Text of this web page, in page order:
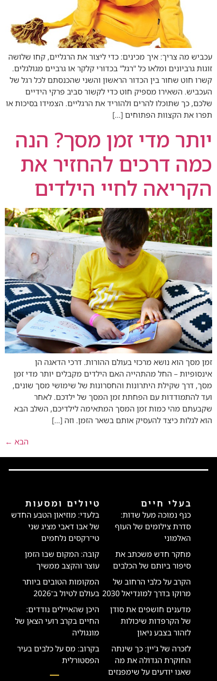
עכביש מה צריך: איך מכינים: כדי ליצור את הרגליים, קחו שלושה
זוגות גרביונים ומלאו כל "רגל" בכדורי קלקר או גרביים מגולגלים.
קשרו חוט שחור בין הכדור הראשון והשני שהכנסתם לכל רגל של
העכביש. השאירו מספיק חוט כדי לקשור סביב פרקי הידיים
שלכם, כך שתוכלו להרים ולהוריד את הרגליים. הצמידו בסיכות או
תפרו את הקצוות הפתוחים […]
יותר מדי זמן מסך? הנה
כמה דרכים להחזיר את
הקריאה לחיי הילדים
זמן מסך הוא נושא מרכזי בעולם ההורות. דרכי הדאגה הן
אינסופיות – החל מהתהייה האם הילדים מקבלים יותר מדי זמן
מסך, דרך שקילת היתרונות והחסרונות של שימושי מסך שונים,
ועד להתמודדות עם הפחתת זמן המסך של ילדכם. לאחר
שקבעתם מהי כמות זמן המסך המתאימה לילדיכם, השלב הבא
הוא לגלות כיצד להעסיק אותם בשאר הזמן. וזה […]
הבא ←
בעלי חיים
כנף נמוכה מעל שדות:
סדרת צילומים של העוף
האלמוני
מחקר חדש משכתב את
סיפור ביותם של הכלבים
הקרב על כלבי הרחוב של
מרוקו בדרך למונדיאל 2030
מדענים חושפים את סודן
של הקרפדות שיכולות
לזהור בצבע ניאון
לזכרה של ג'יין: כך שינתה
החוקרת הגדולה את מה
שאנו יודעים על שימפנזים
טיולים ומסעות
בלעדי: מוזיאון הטבע החדש
של אבו דאבי מציג שני
טי־רקסים נלחמים
קובה: המקום שבו הזמן
עוצר והקצב ממשיך
המקומות הטובים ביותר
בעולם לטיול ב־2026
היכן שהאיילים נודדים:
החיים בקרב רועי הצאן של
מונגוליה
בקרוב: מס על כלבים בעיר
הפסטורלית